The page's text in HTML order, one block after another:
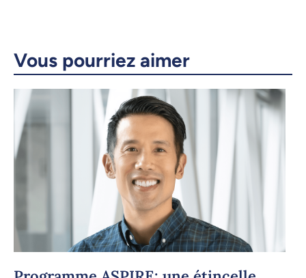
LinkedIn
Copier le lien
Vous pourriez aimer